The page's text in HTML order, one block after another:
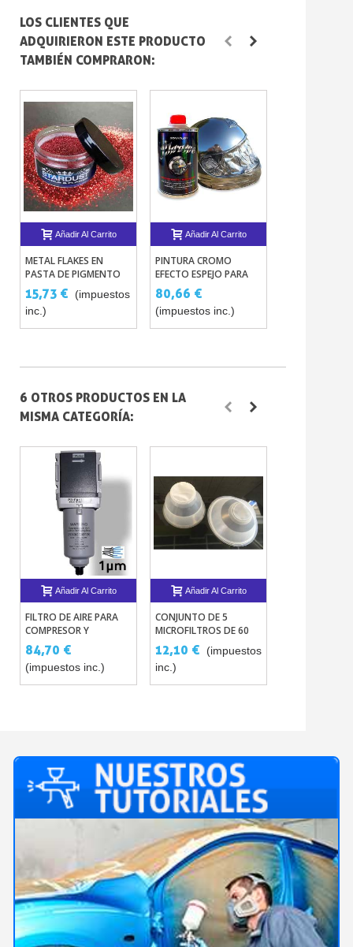
LOS CLIENTES QUE
ADQUIRIERON ESTE PRODUCTO
TAMBIÉN COMPRARON:
Añadir Al Carrito
METAL FLAKES EN
PASTA DE PIGMENTO
CONCENTRADA
15,73 €
(impuestos
inc.)
Añadir Al Carrito
PINTURA CROMO
EFECTO ESPEJO PARA
PISTOLA
80,66 €
(impuestos inc.)
6 OTROS PRODUCTOS EN LA
MISMA CATEGORÍA:
Añadir Al Carrito
FILTRO DE AIRE PARA
COMPRESOR Y
PISTOLAS
84,70 €
(impuestos inc.)
Añadir Al Carrito
CONJUNTO DE 5
MICROFILTROS DE 60
ΜM
12,10 €
(impuestos
inc.)